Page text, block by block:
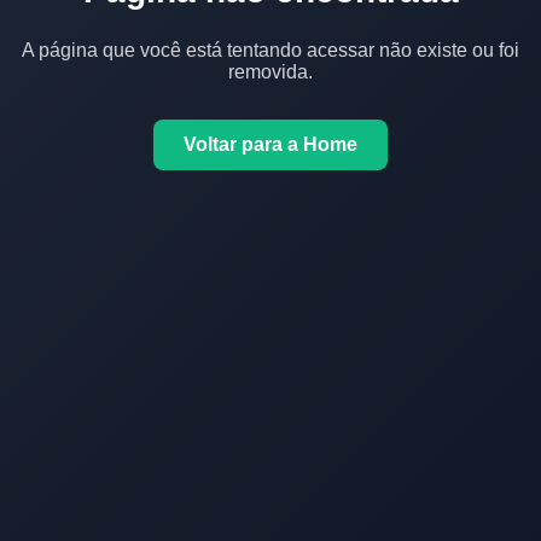
A página que você está tentando acessar não existe ou foi
removida.
Voltar para a Home